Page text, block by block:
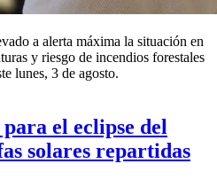
a alerta máxima la situación en
y riesgo de incendios forestales
lunes, 3 de agosto.
el eclipse del
solares repartidas